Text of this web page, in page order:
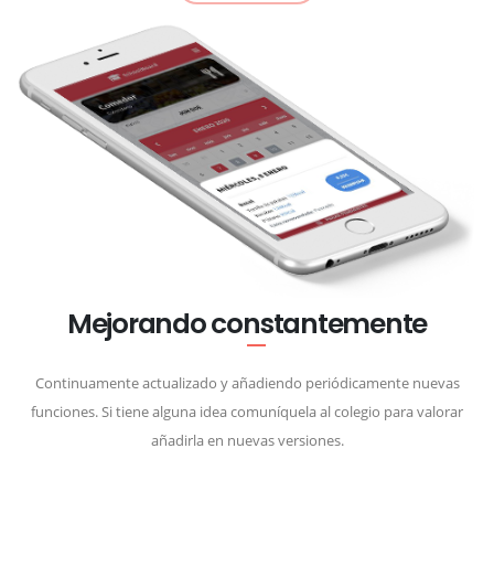
Mejorando constantemente
Continuamente actualizado y añadiendo periódicamente nuevas
funciones. Si tiene alguna idea comuníquela al colegio para valorar
añadirla en nuevas versiones.